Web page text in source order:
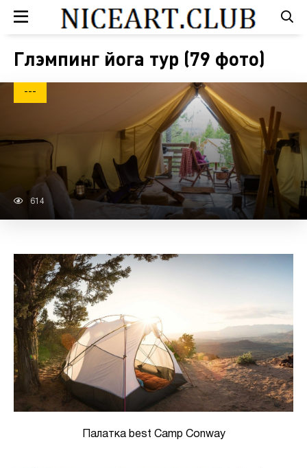
Глэмпинг йога тур (79 фото)
---
614
Палатка best Camp Conway